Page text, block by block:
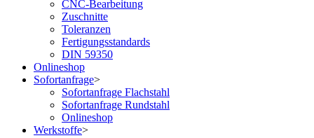
CNC-Bearbeitung
Zuschnitte
Toleranzen
Fertigungsstandards
DIN 59350
Onlineshop
Sofortanfrage>
Sofortanfrage Flachstahl
Sofortanfrage Rundstahl
Onlineshop
Werkstoffe>